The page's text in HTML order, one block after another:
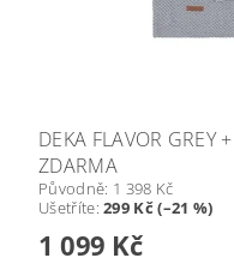
DEKA FLAVOR GREY
ZDARMA
Původně: 1 398 Kč
Ušetříte:299 Kč (–21 %)
1 099 Kč